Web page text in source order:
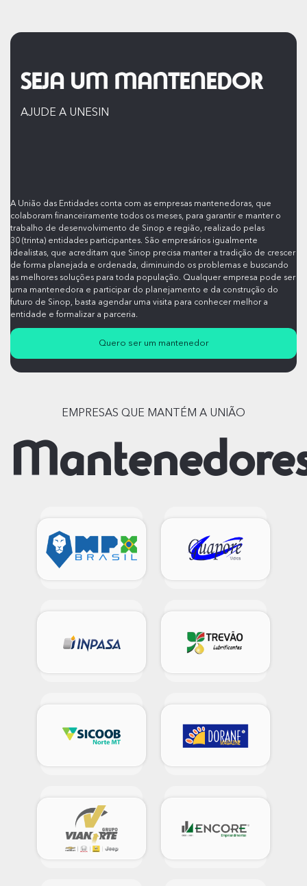
SEJA UM MANTENEDOR
AJUDE A UNESIN
A União das Entidades conta com as empresas mantenedoras, que
colaboram financeiramente todos os meses, para garantir e manter o
trabalho de desenvolvimento de Sinop e região, realizado pelas
30 (trinta) entidades participantes. São empresários igualmente
idealistas, que acreditam que Sinop precisa manter a tradição de crescer
de forma planejada e ordenada, diminuindo os problemas e buscando
as melhores soluções para toda população. Qualquer empresa pode ser
uma mantenedora e participar do planejamento e da construção do
futuro de Sinop, basta agendar uma visita para conhecer melhor a
entidade e formalizar a parceria.
Quero ser um mantenedor
EMPRESAS QUE MANTÉM A UNIÃO